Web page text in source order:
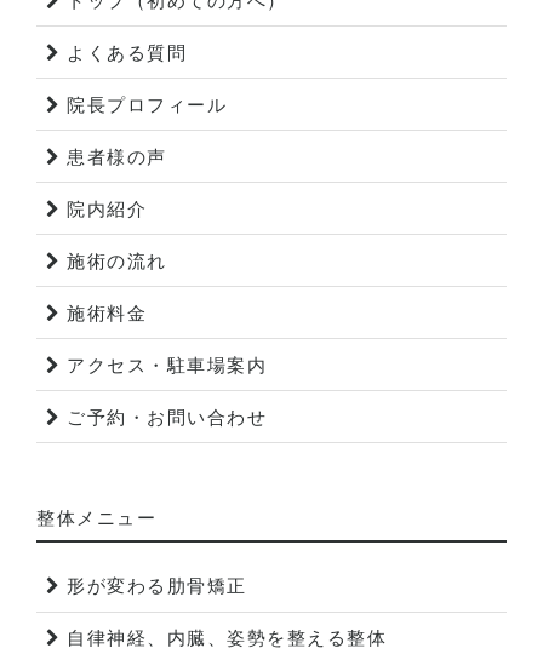
よくある質問
院長プロフィール
患者様の声
院内紹介
施術の流れ
施術料金
アクセス・駐車場案内
ご予約・お問い合わせ
整体メニュー
形が変わる肋骨矯正
自律神経、内臓、姿勢を整える整体